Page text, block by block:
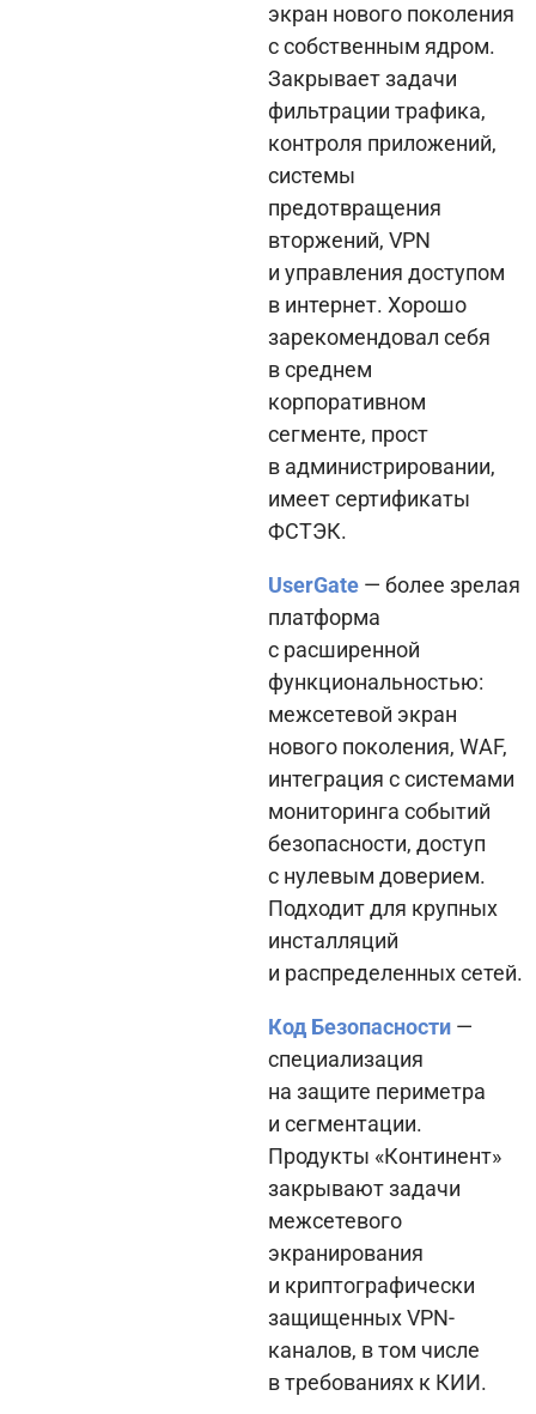
экран нового поколения
с собственным ядром.
Закрывает задачи
фильтрации трафика,
контроля приложений,
системы
предотвращения
вторжений, VPN
и управления доступом
в интернет. Хорошо
зарекомендовал себя
в среднем
корпоративном
сегменте, прост
в администрировании,
имеет сертификаты
ФСТЭК.
UserGate — более зрелая
платформа
с расширенной
функциональностью:
межсетевой экран
нового поколения, WAF,
интеграция с системами
мониторинга событий
безопасности, доступ
с нулевым доверием.
Подходит для крупных
инсталляций
и распределенных сетей.
Код Безопасности —
специализация
на защите периметра
и сегментации.
Продукты «Континент»
закрывают задачи
межсетевого
экранирования
и криптографически
защищенных VPN-
каналов, в том числе
в требованиях к КИИ.